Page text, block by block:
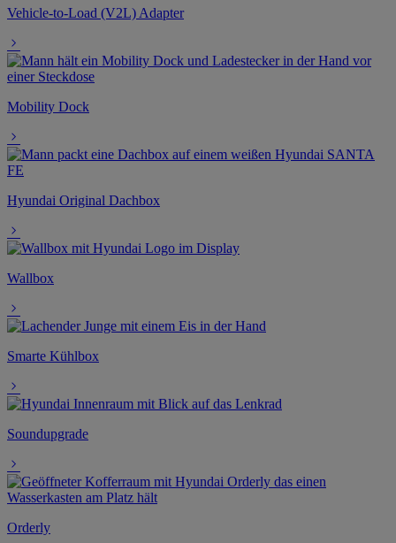
Vehicle-to-Load (V2L) Adapter
Mobility Dock
Hyundai Original Dachbox
Wallbox
Smarte Kühlbox
Soundupgrade
Orderly